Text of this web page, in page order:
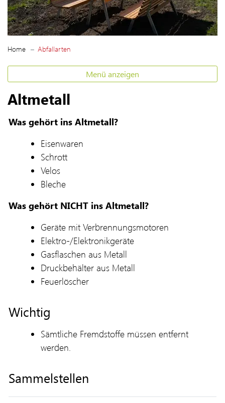
Home Abfallarten
Menü anzeigen
Altmetall
Was gehört ins Altmetall?
Eisenwaren
Schrott
Velos
Bleche
Was gehört NICHT ins Altmetall?
Geräte mit Verbrennungsmotoren
Elektro-/Elektronikgeräte
Gasflaschen aus Metall
Druckbehälter aus Metall
Feuerlöscher
Wichtig
Sämtliche Fremdstoffe müssen entfernt
werden.
Sammelstellen